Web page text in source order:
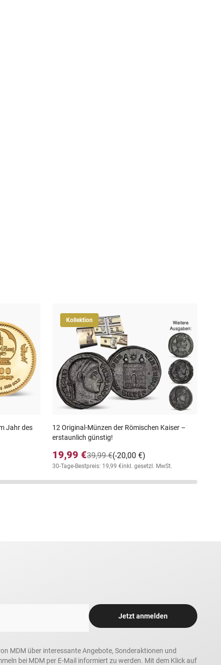
Jahr des
Kollektion
12 Original-Münzen der Römischen Kaiser –
erstaunlich günstig!
19,99 € (-20,00 €)
39,99 €
30-Tage-Bestpreis: 19,99 €inkl. gesetzl. MwSt.
Jetzt anmelden
MDM über interessante Angebote, Sonderaktionen und
bei MDM per E-Mail informiert zu werden. Mit dem Klick auf